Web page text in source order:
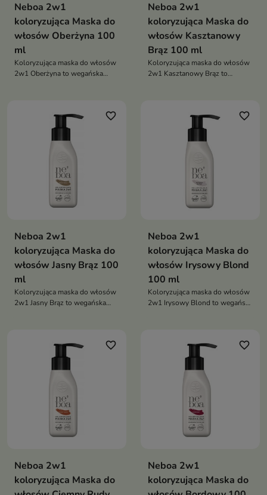
Neboa 2w1
koloryzująca Maska do
włosów Oberżyna 100
ml
Koloryzująca maska do włosów
2w1 Oberżyna to wegańska
siwe włosy i regeneruje pasma
nawet do 8 myć
Neboa 2w1
koloryzująca Maska do
włosów Kasztanowy
Brąz 100 ml
Koloryzująca maska do włosów
2w1 Kasztanowy Brąz to
maskuje siwe włosy i regeneruje
pasma nawet do 8 myć
favorite_border
Neboa 2w1
koloryzująca Maska do
włosów Jasny Brąz 100
ml
Koloryzująca maska do włosów
2w1 Jasny Brąz to wegańska
intensywnie regeneruje pasma
nawet do 8 myć
favorite_border
Neboa 2w1
koloryzująca Maska do
włosów Irysowy Blond
100 ml
Koloryzująca maska do włosów
2w1 Irysowy Blond to wegańska
irysowy odcień, maskuje siwe
pasma i regeneruje włosy nawet
favorite_border
Neboa 2w1
koloryzująca Maska do
favorite_border
Neboa 2w1
koloryzująca Maska do